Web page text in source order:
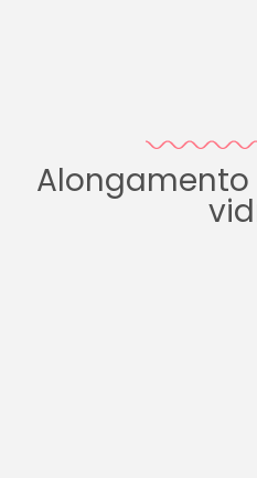
Alongamento